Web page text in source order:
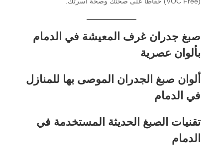
صبغ جدران غرف المعيشة في الدمام
بألوان عصرية
ألوان صبغ الجدران الموصى بها للمنازل
في الدمام
تقنيات الصبغ الحديثة المستخدمة في
الدمام